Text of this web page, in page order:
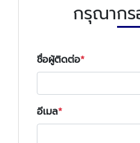
กรุณาก
ชื่อผู้ติดต่อ
อีเมล